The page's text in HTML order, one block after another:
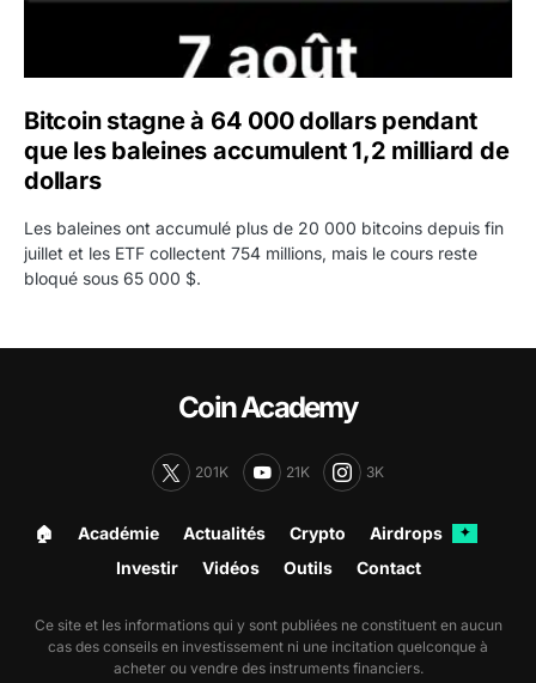
Bitcoin stagne à 64 000 dollars pendant
que les baleines accumulent 1,2 milliard de
dollars
Les baleines ont accumulé plus de 20 000 bitcoins depuis fin
juillet et les ETF collectent 754 millions, mais le cours reste
bloqué sous 65 000 $.
Coin Academy
201K 21K 3K
🏠︎ Académie Actualités Crypto Airdrops ✦
Investir Vidéos Outils Contact
Ce site et les informations qui y sont publiées ne constituent en aucun
cas des conseils en investissement ni une incitation quelconque à
acheter ou vendre des instruments financiers.